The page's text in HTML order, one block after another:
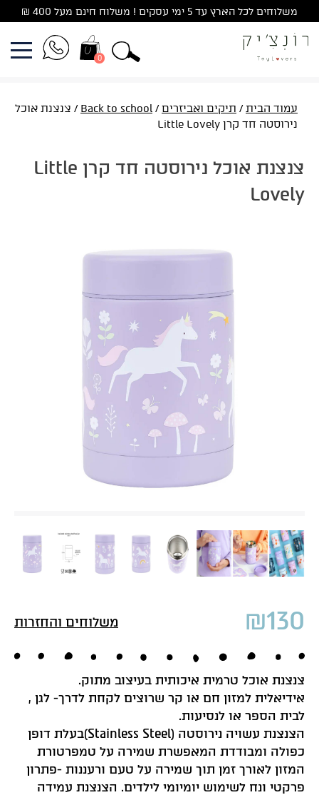
to
content
משלוחים לכל הארץ עד 5 ימי עסקים ! משלוח חינם מעל 400 ₪
0
עמוד הבית/ תיקים ואביזרים/
Back to school / צנצנת אוכל
נירוסטה חד קרן Little Lovely
צנצנת אוכל נירוסטה חד קרן Little
Lovely
₪130 משלוחים והחזרות
צנצנת אוכל טרמית איכותית בעיצוב מתוק.
אידיאלית למזון חם או קר שרוצים לקחת לדרך- לגן ,
לבית הספר או לנסיעות.
הצנצנת עשויה נירוסטה (Stainless Steel)בעלת דופן
כפולה ומבודדת המאפשרת שמירה על טמפרטורת
המזון לאורך זמן תוך שמירה על טעם ורעננות -פתרון
פרקטי ונח לשימוש יומיומי לילדים. הצנצנת עמידה